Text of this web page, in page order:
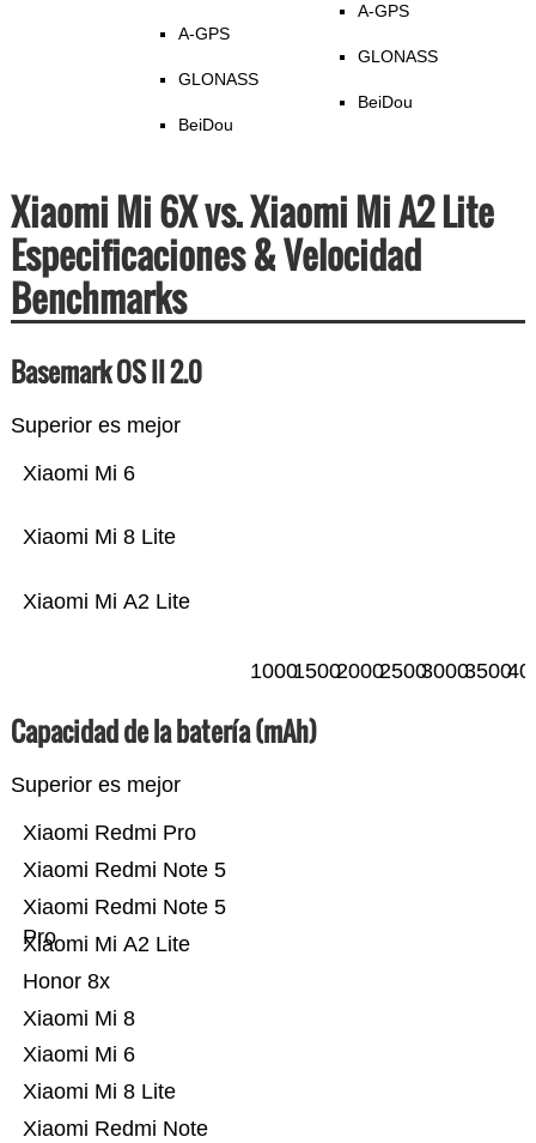
A-GPS
GLONASS
BeiDou
A-GPS
GLONASS
BeiDou
Xiaomi Mi 6X vs. Xiaomi Mi A2 Lite
Especificaciones & Velocidad
Benchmarks
Basemark OS II 2.0
Superior es mejor
Xiaomi Mi A2 Lite
Xiaomi Mi 8 Lite
Xiaomi Mi 6
100015002000250030003500
Capacidad de la batería (mAh)
Superior es mejor
Xiaomi Redmi Note
Xiaomi Mi 8 Lite
Xiaomi Mi 6
Xiaomi Mi 8
Honor 8x
Xiaomi Mi A2 Lite
Xiaomi Redmi Note 5
Pro
Xiaomi Redmi Note 5
Xiaomi Redmi Pro